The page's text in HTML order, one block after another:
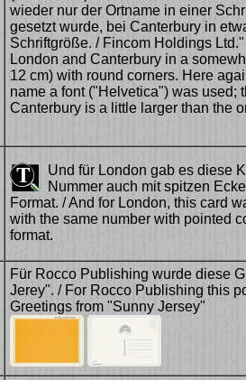
wieder nur der Ortname in einer
gesetzt wurde, bei Canterbury in
Schriftgröße. / Fincom Holdings
London and Canterbury in a
12 cm) with round corners. Here
name a font ("Helvetica") was used;
Canterbury is a little larger than the
Und für London gab es diese
Nummer auch mit spitzen
Format. / And for London, this card
with the same number with pointed
format.
Für Rocco Publishing wurde diese
Jerey". / For Rocco Publishing this
Greetings from "Sunny Jersey"